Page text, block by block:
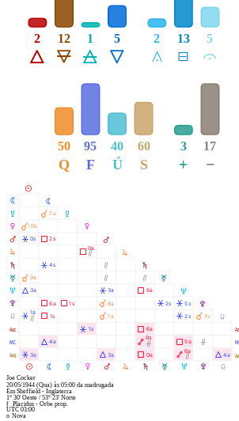
Á
2
Ë
12
Ô
1
Ê
5
Å
2
É
13
Ă
5
Q
50
F
95
Ú
40
S
60
+
3
−
17
M
M
N
N
N
O
O
O
P
P
P
Q
Q
Q
R
R
R
S
S
S
T
T
T
U
U
U
V
V
V
Y
Y
Y
W
X
l
À10a
Â 0s
À 9a
Á 3a
Â Ò
1a
Â 3a
À 7a
Ã 2s
Â 4s
Ã 6a
1s
Á 4a
Ã 1s
Ã Ò
0a
Â 1s
Ò
Ò
Â 3a
À 8a
À 1a
Á 3a
Ò
Ã 6a
0a
Ã 6a
Ä Ó
0s
Â 2s Â 5s
Â 2s
Ä Ò
6a
Ã 5a
À 7s
Ó
Á 4a
Joe Cocker
20/05/1944 (Qua) às 05:00 da madrugada
EmSheffield - Inglaterra
1° 30' Oeste/53° 23' Norte
f Placidus - Orbe prop.
UTC 03:00
Nova
o